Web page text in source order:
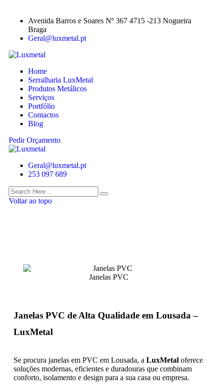
Avenida Barros e Soares Nº 367 4715 -213 Nogueira
Braga
Geral@luxmetal.pt
Home
Serralharia LuxMetal
Produtos Metálicos
Serviços
Portfólio
Contactos
Blog
Pedir Orçamento
Geral@luxmetal.pt
253 097 689
Voltar ao topo
Janelas PVC
Janelas PVC de Alta Qualidade em Lousada –
LuxMetal
Se procura janelas em PVC em Lousada, a LuxMetal oferece
soluções modernas, eficientes e duradouras que combinam
conforto, isolamento e design para a sua casa ou empresa.